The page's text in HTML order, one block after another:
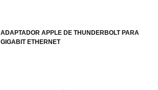
ADAPTADOR APPLE DE THUNDERBOLT PARA
GIGABIT ETHERNET